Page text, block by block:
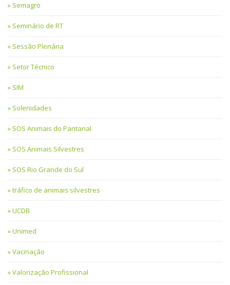
Semagro
Seminário de RT
Sessão Plenária
Setor Técnico
SIM
Solenidades
SOS Animais do Pantanal
SOS Animais Silvestres
SOS Rio Grande do Sul
tráfico de animais silvestres
UCDB
Unimed
Vacinação
Valorização Profissional